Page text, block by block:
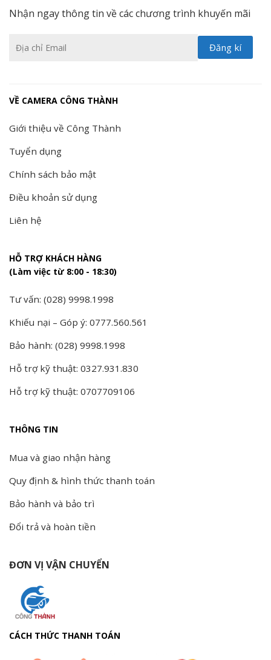
Nhận ngay thông tin về các chương trình khuyến mãi
VỀ CAMERA CÔNG THÀNH
Giới thiệu về Công Thành
Tuyển dụng
Chính sách bảo mật
Điều khoản sử dụng
Liên hệ
HỖ TRỢ KHÁCH HÀNG
(Làm việc từ 8:00 - 18:30)
Tư vấn: (028) 9998.1998
Khiếu nại – Góp ý: 0777.560.561
Bảo hành: (028) 9998.1998
Hỗ trợ kỹ thuật: 0327.931.830
Hỗ trợ kỹ thuật: 0707709106
THÔNG TIN
Mua và giao nhận hàng
Quy định & hình thức thanh toán
Bảo hành và bảo trì
Đổi trả và hoàn tiền
ĐƠN VỊ VẬN CHUYỂN
CÁCH THỨC THANH TOÁN